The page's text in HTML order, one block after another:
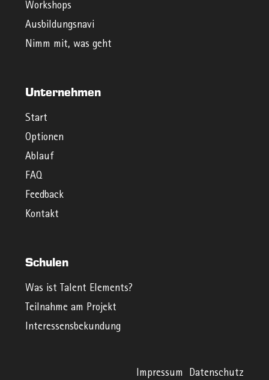
Workshops
Ausbildungsnavi
Nimm mit, was geht
Unternehmen
Start
Optionen
Ablauf
FAQ
Feedback
Kontakt
Schulen
Was ist Talent Elements?
Teilnahme am Projekt
Interessensbekundung
Impressum Datenschutz